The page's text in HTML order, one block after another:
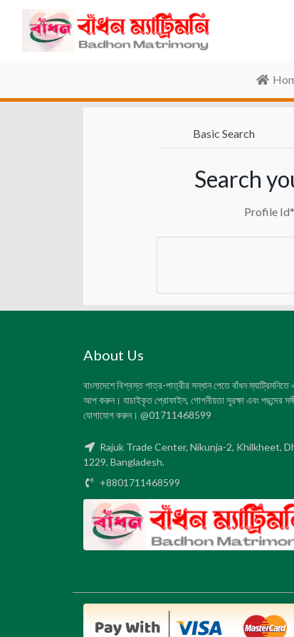
Basic Search
Search
Profile Id*
About Us
বাংলাদেশে বিশ্বস্ত পাত্র-পাত্রীর সন্ধান পেতে বাঁধন
আপ করুন। যাচাইকৃত প্রোফাইল, গোপনীয়তা সুরক্ষা এবং পছন্দের
যোগাযোগ করুন। @01711468599
Rajuk Trade Center, Nikunja-2, Khilkheet,
1229, Bangladesh.
+8801711468599